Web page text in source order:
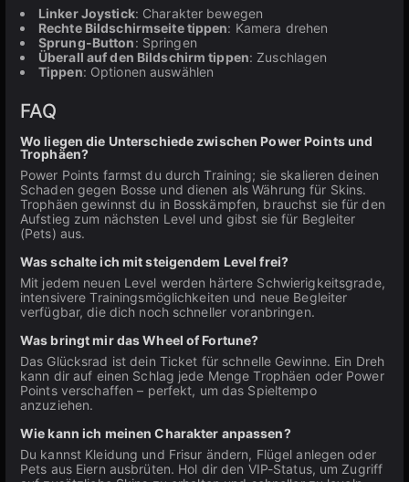
Linker Joystick: Charakter bewegen
Rechte Bildschirmseite tippen: Kamera drehen
Sprung-Button: Springen
Überall auf den Bildschirm tippen: Zuschlagen
Tippen: Optionen auswählen
FAQ
Wo liegen die Unterschiede zwischen Power Points und
Trophäen?
Power Points farmst du durch Training; sie skalieren deinen
Schaden gegen Bosse und dienen als Währung für Skins.
Trophäen gewinnst du in Bosskämpfen, brauchst sie für den
Aufstieg zum nächsten Level und gibst sie für Begleiter
(Pets) aus.
Was schalte ich mit steigendem Level frei?
Mit jedem neuen Level werden härtere Schwierigkeitsgrade,
intensivere Trainingsmöglichkeiten und neue Begleiter
verfügbar, die dich noch schneller voranbringen.
Was bringt mir das Wheel of Fortune?
Das Glücksrad ist dein Ticket für schnelle Gewinne. Ein Dreh
kann dir auf einen Schlag jede Menge Trophäen oder Power
Points verschaffen – perfekt, um das Spieltempo
anzuziehen.
Wie kann ich meinen Charakter anpassen?
Du kannst Kleidung und Frisur ändern, Flügel anlegen oder
Pets aus Eiern ausbrüten. Hol dir den VIP-Status, um Zugriff